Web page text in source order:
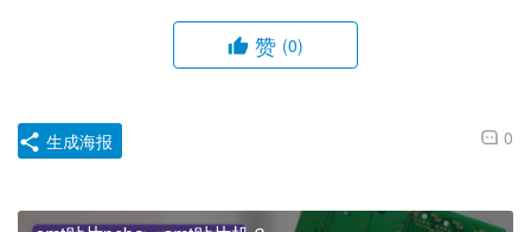
赞 (0)
0
生成海报